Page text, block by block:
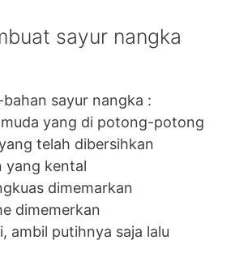
sayur nangka
sayur nangka :
yang di potong-potong
telah dibersihkan
yang kental
dimemarkan
dimemerkan
ambil putihnya saja lalu